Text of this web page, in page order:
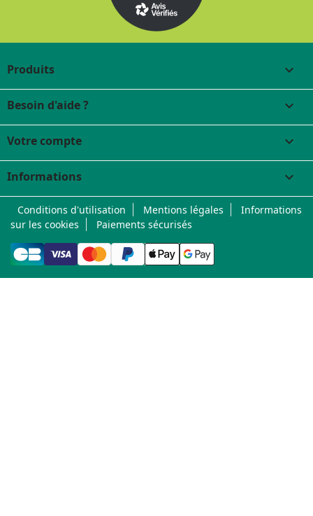
Produits 
Besoin d'aide ? 
Votre compte 
Informations keyboard_arrow_down
Conditions d'utilisation Mentions légales
Informations
sur les cookies
Paiements sécurisés